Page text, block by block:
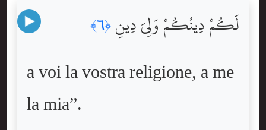
لَكُمْ دِينُكُمْ وَلِىَ دِينِ ﴿٦﴾
a voi la vostra religione, a me
la mia”.